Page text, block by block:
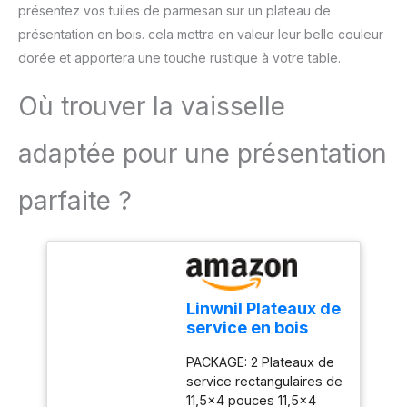
papier de haute qualité,
produit ici directement
en Allemagne et imprimé
professionnelle! De cette
façon, nous pouvons
papier est exempt de
toutes substances
le papier peut être écrit
des deux côtés avec
tous les stylos,
aquarelles, peintures à
l'huile, encres et
usuels. Que vous
souhaitiez créer des
cartes de mariage, des
feuilles pour faire les
invitations d'anniversaire,
menus,les lettres, les
présentez vos tuiles de parmesan sur un plateau de
présentation en bois. cela mettra en valeur leur belle couleur
dorée et apportera une touche rustique à votre table.
Où trouver la vaisselle
adaptée pour une présentation
parfaite ?
Linwnil Plateaux de
service en bois
Assiettes ovales en
bois pour
PACKAGE: 2 Plateaux de
service rectangulaires de
11,5x4 pouces 11,5x4